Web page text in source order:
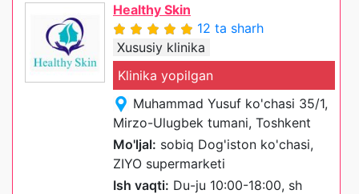
Healthy Skin
12 ta sharh
Xususiy klinika
Klinika yopilgan
Muhammad Yusuf ko'chasi 35/1,
Mirzo-Ulugbek tumani, Toshkent
Mo'ljal: sobiq Dog'iston ko'chasi,
ZIYO supermarketi
Ish vaqti: Du-ju 10:00-18:00, sh